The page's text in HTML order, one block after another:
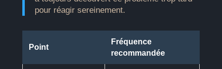
pour réagir sereinement.
Point
Fréquence
recommandée